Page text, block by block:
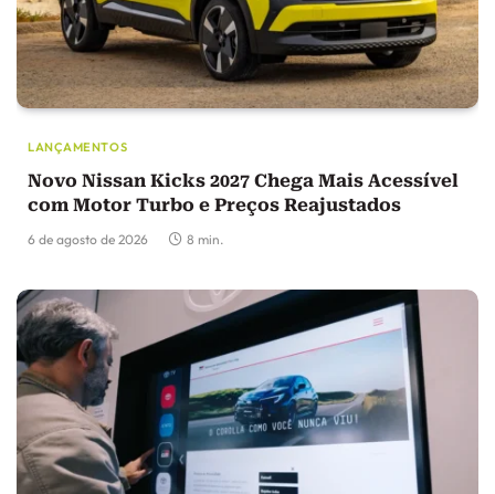
LANÇAMENTOS
Novo Nissan Kicks 2027 Chega Mais Acessível
com Motor Turbo e Preços Reajustados
6 de agosto de 2026 8 min.